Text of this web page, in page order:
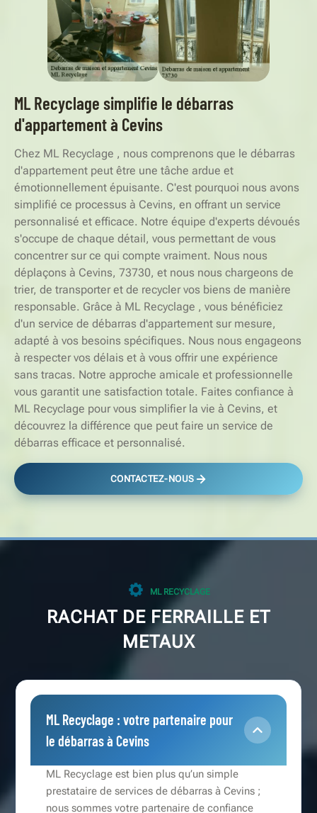
ML Recyclage simplifie le débarras
d'appartement à Cevins
Chez ML Recyclage , nous comprenons que le débarras
d'appartement peut être une tâche ardue et
émotionnellement épuisante. C'est pourquoi nous avons
simplifié ce processus à Cevins, en offrant un service
personnalisé et efficace. Notre équipe d'experts dévoués
s'occupe de chaque détail, vous permettant de vous
concentrer sur ce qui compte vraiment. Nous nous
déplaçons à Cevins, 73730, et nous nous chargeons de
trier, de transporter et de recycler vos biens de manière
responsable. Grâce à ML Recyclage , vous bénéficiez
d'un service de débarras d'appartement sur mesure,
adapté à vos besoins spécifiques. Nous nous engageons
à respecter vos délais et à vous offrir une expérience
sans tracas. Notre approche amicale et professionnelle
vous garantit une satisfaction totale. Faites confiance à
ML Recyclage pour vous simplifier la vie à Cevins, et
découvrez la différence que peut faire un service de
débarras efficace et personnalisé.
CONTACTEZ-NOUS
ML RECYCLAGE
RACHAT DE FERRAILLE ET
METAUX
ML Recyclage : votre partenaire pour
le débarras à Cevins
ML Recyclage est bien plus qu’un simple
prestataire de services de débarras à Cevins ;
nous sommes votre partenaire de confiance